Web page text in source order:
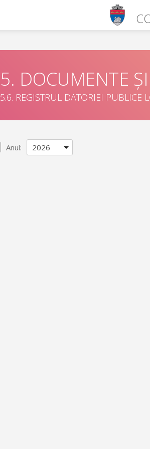
5. DOCUMENTE
5.6. REGISTRUL DATORIEI PUBLICE
Anul: